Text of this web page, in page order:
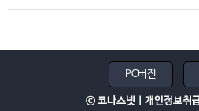
PC버전
ⓒ 코나스넷 | 개인정보취